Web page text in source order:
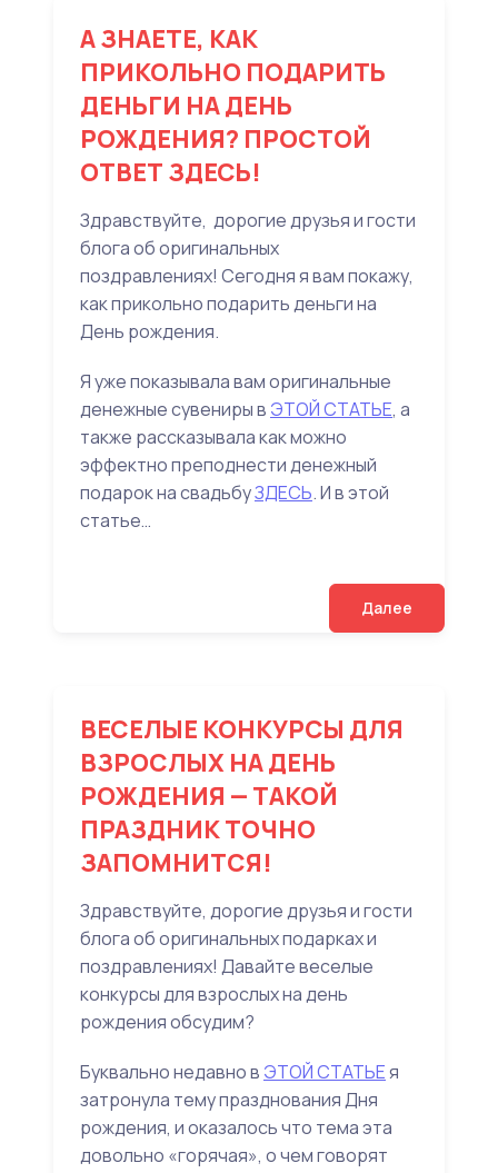
А ЗНАЕТЕ, КАК
ПРИКОЛЬНО ПОДАРИТЬ
ДЕНЬГИ НА ДЕНЬ
РОЖДЕНИЯ? ПРОСТОЙ
ОТВЕТ ЗДЕСЬ!
Здравствуйте, дорогие друзья и гости
блога об оригинальных
поздравлениях! Сегодня я вам покажу,
как прикольно подарить деньги на
День рождения.
Я уже показывала вам оригинальные
денежные сувениры в ЭТОЙ СТАТЬЕ, а
также рассказывала как можно
эффектно преподнести денежный
подарок на свадьбуЗДЕСЬ. И в этой
статье…
Далее
ВЕСЕЛЫЕ КОНКУРСЫ ДЛЯ
ВЗРОСЛЫХ НА ДЕНЬ
РОЖДЕНИЯ — ТАКОЙ
ПРАЗДНИК ТОЧНО
ЗАПОМНИТСЯ!
Здравствуйте, дорогие друзья и гости
блога об оригинальных подарках и
поздравлениях! Давайте веселые
конкурсы для взрослых на день
рождения обсудим?
Буквально недавно в ЭТОЙ СТАТЬЕя
затронула тему празднования Дня
рождения, и оказалось что тема эта
довольно «горячая», о чем говорят